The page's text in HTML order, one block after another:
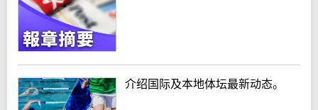
介绍国际及本地体坛最新动态。